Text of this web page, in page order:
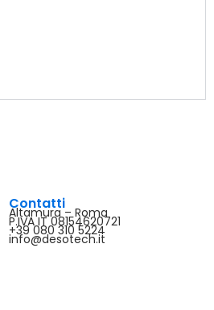
Contatti
Altamura – Roma
P.IVA IT 08154620721
+39 080 310 5224
info@desotech.it